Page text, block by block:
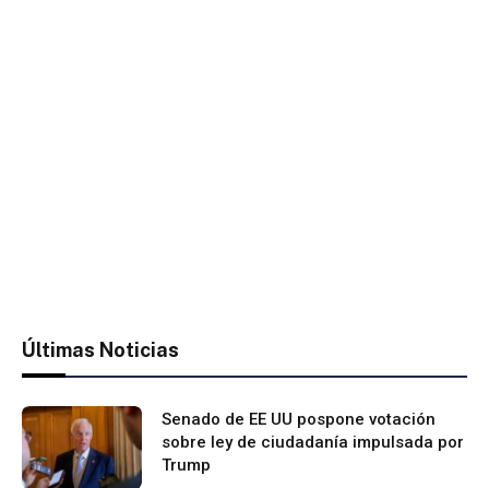
Últimas Noticias
Senado de EE UU pospone votación
sobre ley de ciudadanía impulsada por
Trump